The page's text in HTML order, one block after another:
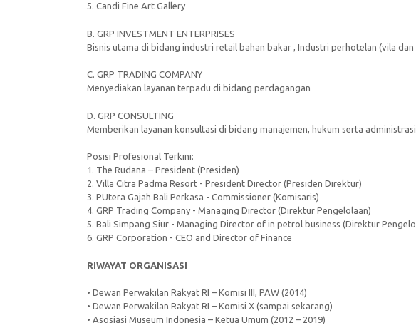
5. Candi Fine Art Gallery
B. GRP INVESTMENT ENTERPRISES
Bisnis utama di bidang industri retail bahan bakar , Industri perhotelan (vila
C. GRP TRADING COMPANY
Menyediakan layanan terpadu di bidang perdagangan
D. GRP CONSULTING
Memberikan layanan konsultasi di bidang manajemen, hukum serta administrasi
Posisi Profesional Terkini:
1. The Rudana – President (Presiden)
2. Villa Citra Padma Resort - President Director (Presiden Direktur)
3. PUtera Gajah Bali Perkasa - Commissioner (Komisaris)
4. GRP Trading Company - Managing Director (Direktur Pengelolaan)
5. Bali Simpang Siur - Managing Director of in petrol business (Direktur
6. GRP Corporation - CEO and Director of Finance
RIWAYAT ORGANISASI
• Dewan Perwakilan Rakyat RI – Komisi III, PAW (2014)
• Dewan Perwakilan Rakyat RI – Komisi X (sampai sekarang)
• Asosiasi Museum Indonesia – Ketua Umum (2012 – 2019)